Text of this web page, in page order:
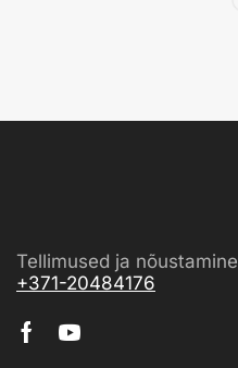
Tellimused ja nõustamine
+371-20484176